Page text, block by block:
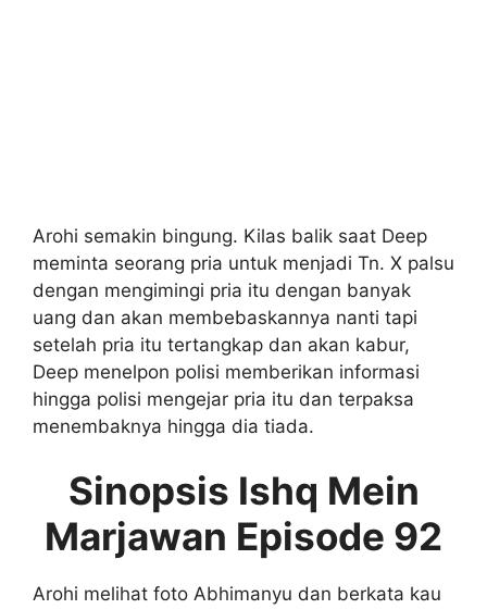
Arohi semakin bingung. Kilas balik saat Deep
meminta seorang pria untuk menjadi Tn. X palsu
dengan mengimingi pria itu dengan banyak
uang dan akan membebaskannya nanti tapi
setelah pria itu tertangkap dan akan kabur,
Deep menelpon polisi memberikan informasi
hingga polisi mengejar pria itu dan terpaksa
menembaknya hingga dia tiada.
Sinopsis Ishq Mein
Marjawan Episode 92
Arohi melihat foto Abhimanyu dan berkata kau